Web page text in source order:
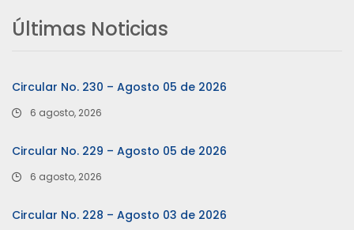
Últimas Noticias
Circular No. 230 – Agosto 05 de 2026
6 agosto, 2026
Circular No. 229 – Agosto 05 de 2026
6 agosto, 2026
Circular No. 228 – Agosto 03 de 2026